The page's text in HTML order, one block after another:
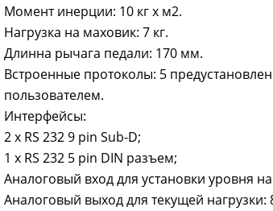
Момент инерции: 10 кг x м2.
Нагрузка на маховик: 7 кг.
Длинна рычага педали: 170 мм.
Встроенные протоколы: 5
пользователем.
Интерфейсы:
2 х RS 232 9 pin Sub-D;
1 x RS 232 5 pin DIN разъем;
Аналоговый вход для установки уровня
Аналоговый выход для текущей нагрузки: